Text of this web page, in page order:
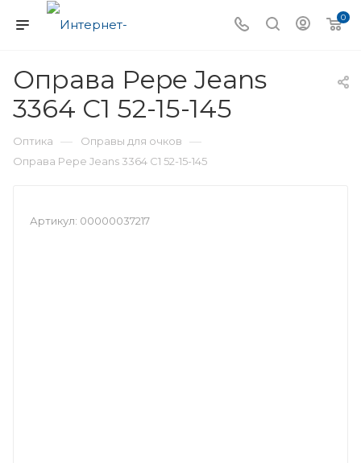
0
Оправа Pepe Jeans
3364 C1 52-15-145
Оптика — Оправы для очков —
Оправа Pepe Jeans 3364 C1 52-15-145
Артикул: 00000037217